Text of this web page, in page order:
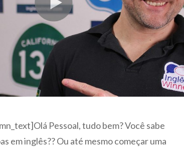
Pessoal, tudo bem? Você sabe
em inglês?? Ou até mesmo começar uma